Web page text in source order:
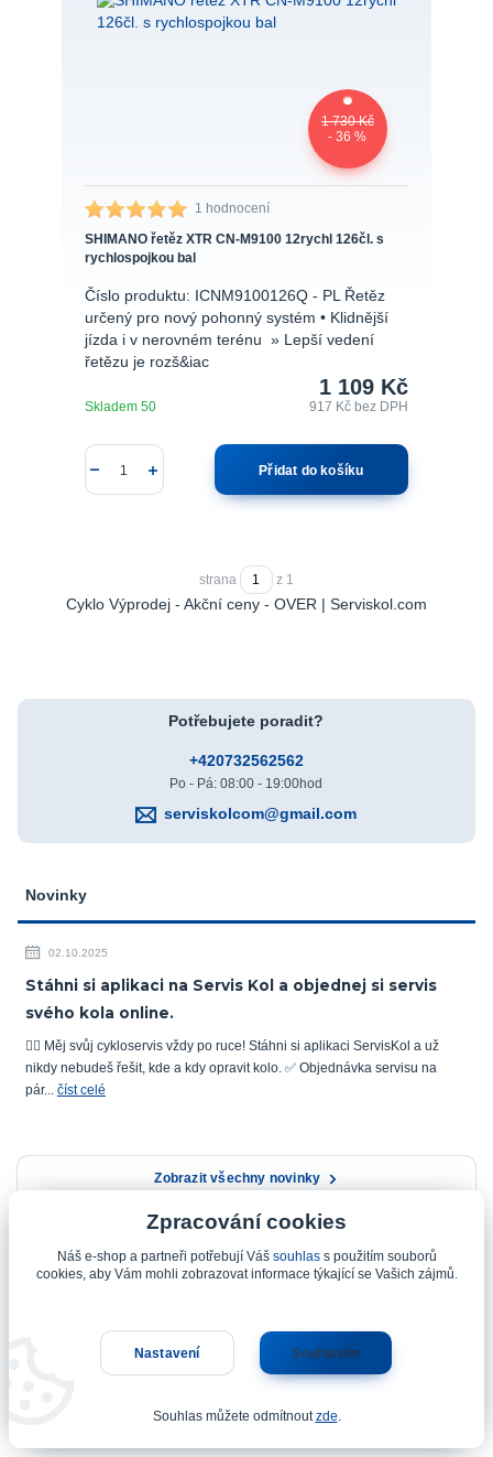
1 730 Kč
- 36 %
1 hodnocení
SHIMANO řetěz XTR CN-M9100 12rychl 126čl. s
rychlospojkou bal
Číslo produktu: ICNM9100126Q - PL Řetěz
určený pro nový pohonný systém • Klidnější
jízda i v nerovném terénu » Lepší vedení
řetězu je rozš&iac
1 109 Kč
917 Kčbez DPH
Skladem 50
Přidat do košíku
strana z 1
Cyklo Výprodej - Akční ceny - OVER | Serviskol.com
Potřebujete poradit?
+420732562562
Po - Pá: 08:00 - 19:00hod
serviskolcom@gmail.com
Novinky
02.10.2025
Stáhni si aplikaci na Servis Kol a objednej si servis
svého kola online.
🚴‍♂️ Měj svůj cykloservis vždy po ruce! Stáhni si aplikaci ServisKol a už
nikdy nebudeš řešit, kde a kdy opravit kolo. ✅ Objednávka servisu na
pár... číst celé
Zobrazit všechny novinky
Sledujte nás na Facebooku
Zpracování cookies
Náš e-shop a partneři potřebují Váš souhlass použitím souborů
cookies, aby Vám mohli zobrazovat informace týkající se Vašich zájmů.
Nastavení Souhlasím
Souhlas můžete odmítnoutzde